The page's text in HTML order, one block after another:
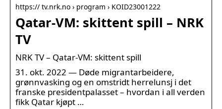
https:// tv.nrk.no › program › KOID23001222
Qatar-VM: skittent spill – NRK
TV
NRK TV – Qatar-VM: skittent spill
31. okt. 2022 — Døde migrantarbeidere,
grønnvasking og en omstridt herrelunsj i det
franske presidentpalasset – hvordan i all verden
fikk Qatar kjøpt …